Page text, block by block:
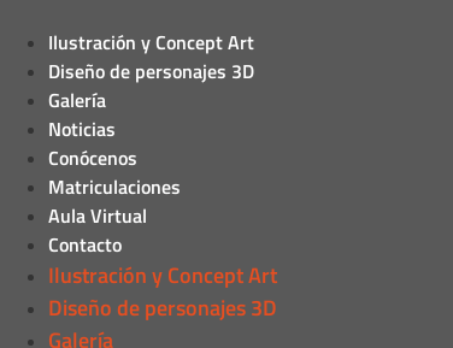
Ilustración y Concept Art
Diseño de personajes 3D
Galería
Noticias
Conócenos
Matriculaciones
Aula Virtual
Contacto
Ilustración y Concept Art
Diseño de personajes 3D
Galería